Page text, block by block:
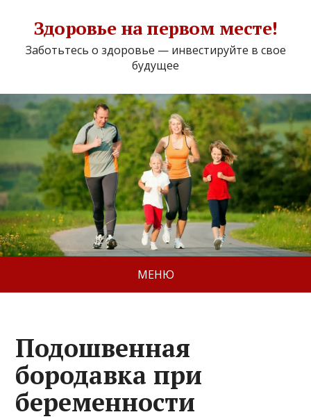
Здоровье на первом месте!
Заботьтесь о здоровье — инвестируйте в свое
будущее
МЕНЮ
Подошвенная
бородавка при
беременности